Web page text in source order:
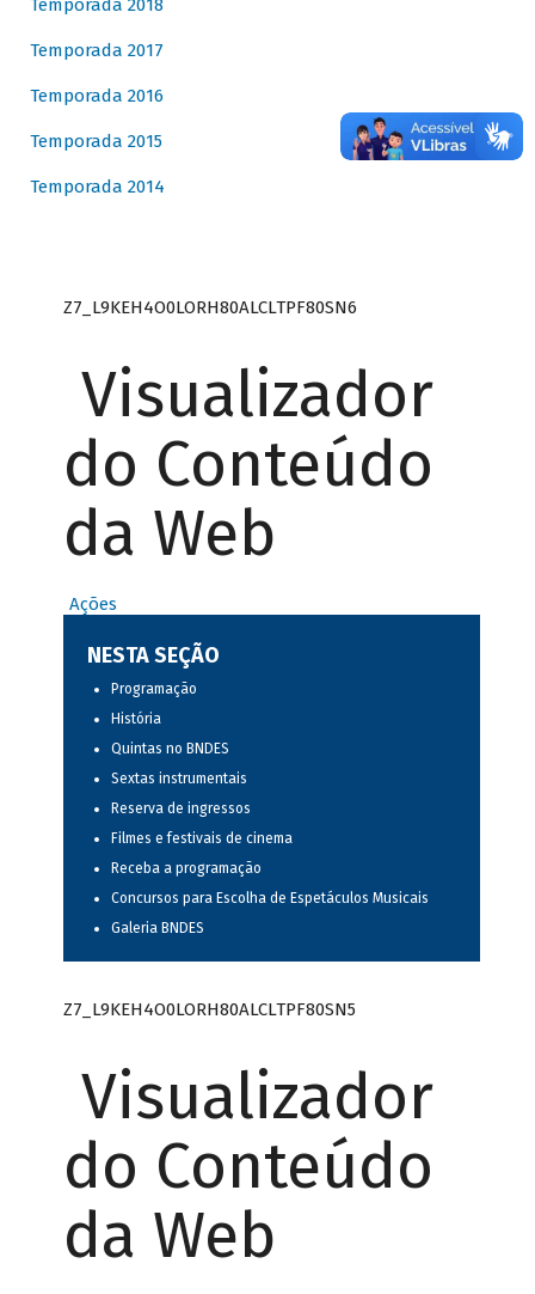
Temporada 2018
Temporada 2017
Temporada 2016
Temporada 2015
Temporada 2014
Z7_L9KEH4O0LORH80ALCLTPF80SN6
Visualizador
do Conteúdo
da Web
Ações
NESTA SEÇÃO
Programação
História
Quintas no BNDES
Sextas instrumentais
Reserva de ingressos
Filmes e festivais de cinema
Receba a programação
Concursos para Escolha de Espetáculos Musicais
Galeria BNDES
Z7_L9KEH4O0LORH80ALCLTPF80SN5
Visualizador
do Conteúdo
da Web